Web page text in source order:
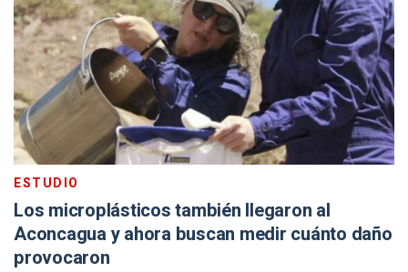
ESTUDIO
Los microplásticos también llegaron al
Aconcagua y ahora buscan medir cuánto daño
provocaron